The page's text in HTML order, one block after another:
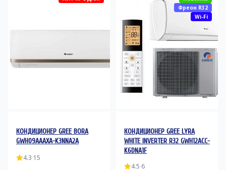
КОНДИЦИОНЕР GREE BORA
GWH09AAAXA-K3NNA2A
4.3·15
Фреон R32
Wi-Fi
КОНДИЦИОНЕР GREE LYRA
WHITE INVERTER R32 GWH12ACC-
K6DNA1F
4.5·6